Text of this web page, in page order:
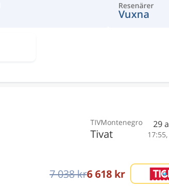
Resenärer
Vuxna
TIVMontenegro
Tivat
29
7 038 kr6 618 kr